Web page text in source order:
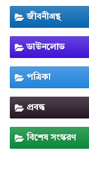
জীবনীগ্রন্থ
ডাউনলোড
পত্রিকা
প্রবন্ধ
বিশেষ সংস্করণ